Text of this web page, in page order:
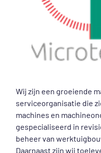
Wij zijn een groeiende
serviceorganisatie die
machines en
gespecialiseerd in
beheer van
Daarnaast zijn wij